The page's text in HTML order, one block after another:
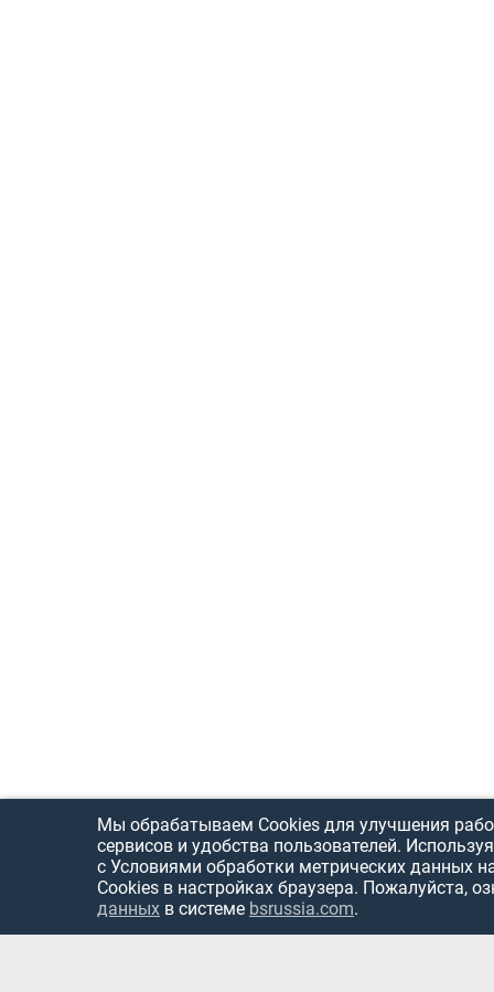
Мы обрабатываем Cookies для улучшения
сервисов и удобства пользователей.
с Условиями обработки метрических данных
Cookies в настройках браузера. Пожалуйста,
данных в системе bsrussia.com.